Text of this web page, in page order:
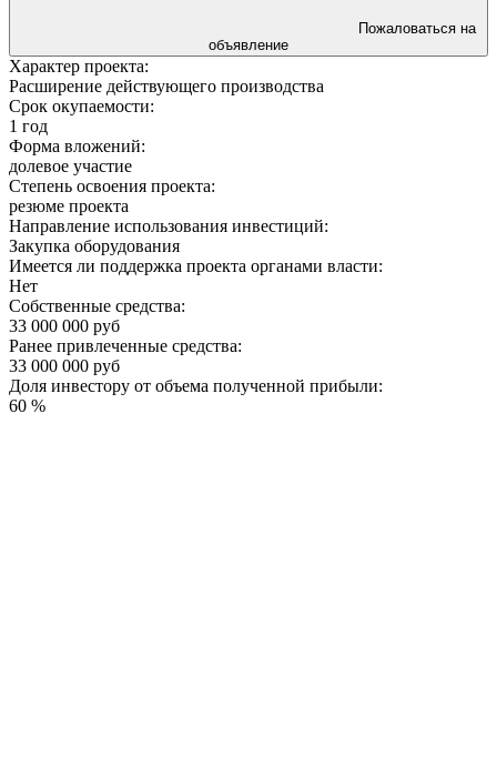
объявление
Характер проекта:
Расширение действующего производства
Срок окупаемости:
1 год
Форма вложений:
долевое участие
Степень освоения проекта:
резюме проекта
Направление использования инвестиций:
Закупка оборудования
Имеется ли поддержка проекта органами власти:
Нет
Собственные средства:
33 000 000 руб
Ранее привлеченные средства:
33 000 000 руб
Доля инвестору от объема полученной прибыли:
60 %